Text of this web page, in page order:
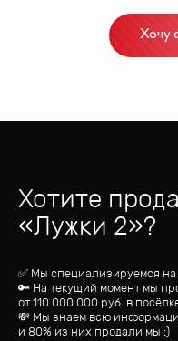
Хочу
Хотите
«Лужки 2»?
✅ Мы специализируемся на
🔑 На текущий момент мы
от110 000 000 руб. в
💸 Мы знаем всю
и 80% из них продали мы :)